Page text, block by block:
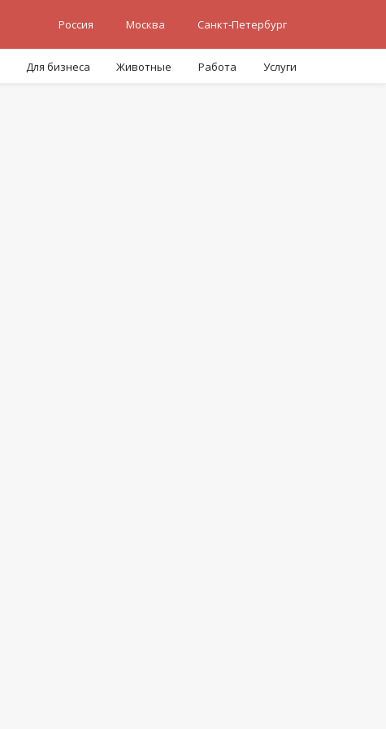
Россия Москва Санкт-Петербург
Для бизнеса Животные Работа Услуги